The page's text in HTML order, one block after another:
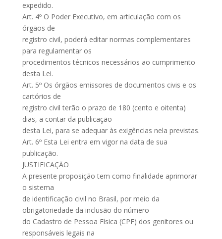
expedido.
Art. 4º O Poder Executivo, em articulação com os
órgãos de
registro civil, poderá editar normas complementares
para regulamentar os
procedimentos técnicos necessários ao cumprimento
desta Lei.
Art. 5º Os órgãos emissores de documentos civis e os
cartórios de
registro civil terão o prazo de 180 (cento e oitenta)
dias, a contar da publicação
desta Lei, para se adequar às exigências nela previstas.
Art. 6º Esta Lei entra em vigor na data de sua
publicação.
JUSTIFICAÇÃO
A presente proposição tem como finalidade aprimorar
o sistema
de identificação civil no Brasil, por meio da
obrigatoriedade da inclusão do número
do Cadastro de Pessoa Física (CPF) dos genitores ou
responsáveis legais na